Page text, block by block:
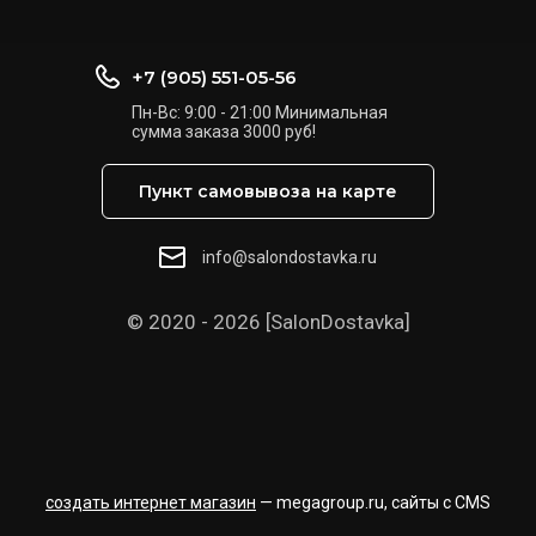
© 2020 - 2026 [SalonDostavka]
+7 (905) 551-05-56
Пн-Вс: 9:00 - 21:00 Минимальная
сумма заказа 3000 руб!
Пункт самовывоза на карте
info@salondostavka.ru
создать интернет магазин — megagroup.ru, сайты с CMS